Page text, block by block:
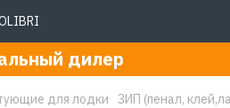
дилер
для лодки ЗИП (пенал,